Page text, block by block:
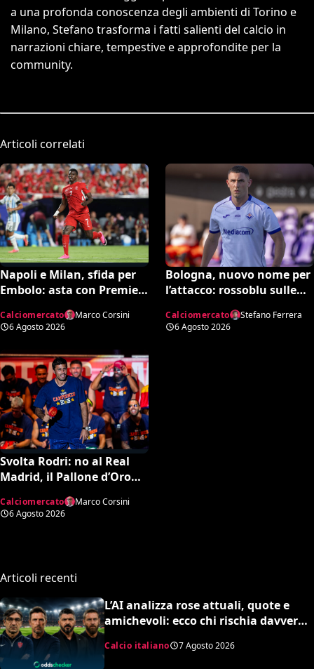
a una profonda conoscenza degli ambienti di Torino e
Milano, Stefano trasforma i fatti salienti del calcio in
narrazioni chiare, tempestive e approfondite per la
community.
Articoli correlati
Napoli e Milan, sfida per
Embolo: asta con Premier
Calciomercato
Marco Corsini
6 Agosto 2026
Bologna, nuovo nome per
l’attacco: rossoblu sulle
Calciomercato
Stefano Ferrera
6 Agosto 2026
Svolta Rodri: no al Real
Madrid, il Pallone d’Oro
milioni
Calciomercato
Marco Corsini
6 Agosto 2026
Articoli recenti
L’AI analizza rose attuali, quote e
amichevoli: ecco chi rischia davvero
un’insospettabile
Calcio italiano 7 Agosto 2026